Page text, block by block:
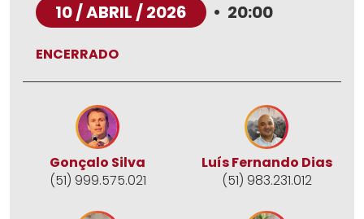
10 / ABRIL / 2026 • 20:00
ENCERRADO
Gonçalo Silva
(51) 999.575.021
Luís Fernando Dias
(51) 983.231.012